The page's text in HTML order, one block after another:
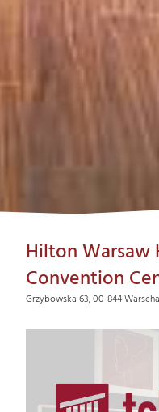
Hilton Warsaw
Convention
Grzybowska 63, 00-844